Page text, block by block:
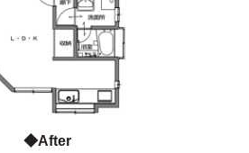
◆After